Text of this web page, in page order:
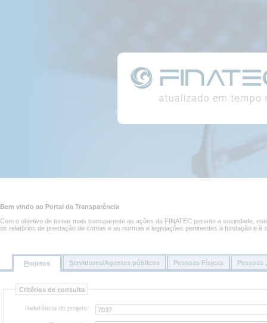
principal
página
Bem vindo ao Portal da Transparência
Com o objetivo de tornar mais transparente as ações da FINATEC perante a sociedade,
os relatórios de prestação de contas e as normas e legislações pertinentes à fundação e à
Projetos Servidores/Agentes públicos Pessoas Físicas Pessoas
Consultar
projetos
Critérios de consulta
Referência do projeto: